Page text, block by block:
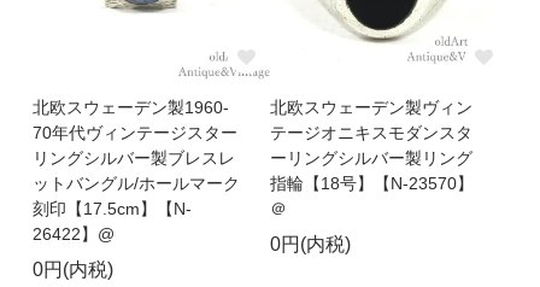
北欧スウェーデン製1960-
70年代ヴィンテージスター
リングシルバー製ブレスレ
ットバングル/ホールマーク
刻印【17.5cm】【N-
26422】@
0円(内税)
北欧スウェーデン製ヴィン
テージオニキスモダンスタ
ーリングシルバー製リング
指輪【18号】【N-23570】
＠
0円(内税)